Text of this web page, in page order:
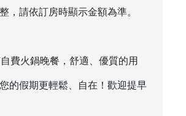
，請依訂房時顯示金額為準。
費火鍋晚餐，舒適、優質的用
的假期更輕鬆、自在！歡迎提早